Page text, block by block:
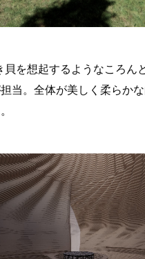
貝を想起するようなころ
当。全体が美しく柔らか